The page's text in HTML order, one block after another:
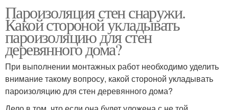
Пароизоляция стен снаружи.
Какой стороной укладывать
пароизоляцию для стен
деревянного дома?
При выполнении монтажных работ необходимо уделить
внимание такому вопросу, какой стороной укладывать
пароизоляцию для стен деревянного дома?